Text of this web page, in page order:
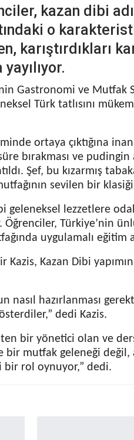
kazan dibi
o
karıştırdıkları
Gastronomi ve Mutfak
Türk tatlısını
ortaya çıktığına
bırakması ve
Şef, bu kızarmış
sevilen bir
geleneksel lezzetlere
Türkiye’nin
uygulamalı eğitim
Kazan Dibi
nasıl hazırlanması
dedi Kazis.
bir yönetici olan ve
bir mutfak geleneği değil,
bir rol oynuyor,” dedi.